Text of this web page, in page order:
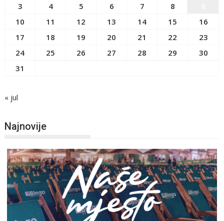
3
4 5 6 7 8
10
11 12 13 14 15
16
17
18 19 20 21 22
23
24
25 26 27 28 29
30
31
« jul
Najnovije